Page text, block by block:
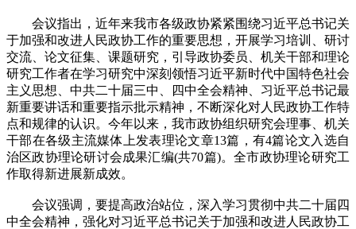
会议指出，近年来我市各级政协紧紧围绕习近平总书记关
于加强和改进人民政协工作的重要思想，开展学习培训、研讨
交流、论文征集、课题研究，引导政协委员、机关干部和理论
研究工作者在学习研究中深刻领悟习近平新时代中国特色社会
主义思想、中共二十届三中、四中全会精神、习近平总书记最
新重要讲话和重要指示批示精神，不断深化对人民政协工作特
点和规律的认识。今年以来，我市政协组织研究会理事、机关
干部在各级主流媒体上发表理论文章13篇，有4篇论文入选自
治区政协理论研讨会成果汇编(共70篇)。全市政协理论研究工
作取得新进展新成效。
会议强调，要提高政治站位，深入学习贯彻中共二十届四
中全会精神，强化对习近平总书记关于加强和改进人民政协工